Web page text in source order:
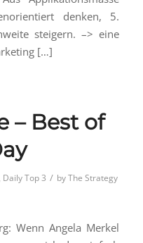
denken, 5.
steigern. –> eine
[…]
– Best of
Daily Top 3 / byThe Strategy
Wenn Angela Merkel